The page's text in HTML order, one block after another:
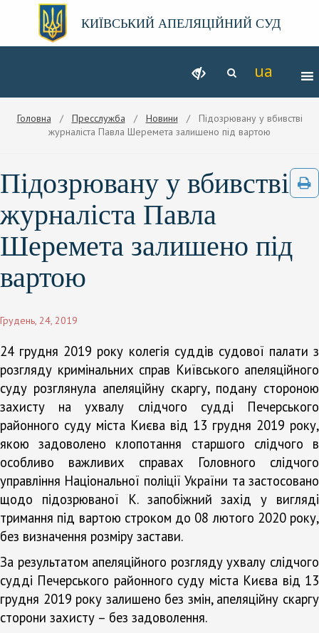
КИЇВСЬКИЙ АПЕЛЯЦІЙНИЙ СУД
Головна / Пресслужба / Новини / Підозрювану у вбивстві
журналіста Павла Шеремета залишено під вартою
Підозрювану у вбивстві
журналіста Павла
Шеремета залишено під
вартою
Грудень, 24, 2019
24 грудня 2019 року колегія суддів судової палати з
розгляду кримінальних справ Київського апеляційного
суду розглянула апеляційну скаргу, подану стороною
захисту на ухвалу слідчого судді Печерського
районного суду міста Києва від 13 грудня 2019 року,
якою задоволено клопотання старшого слідчого в
особливо важливих справах Головного слідчого
управління Національної поліції України та застосовано
щодо підозрюваної К. запобіжний захід у вигляді
тримання під вартою строком до 08 лютого 2020 року,
без визначення розміру застави.
За результатом апеляційного розгляду ухвалу слідчого
судді Печерського районного суду міста Києва від 13
грудня 2019 року залишено без змін, апеляційну скаргу
сторони захисту – без задоволення.